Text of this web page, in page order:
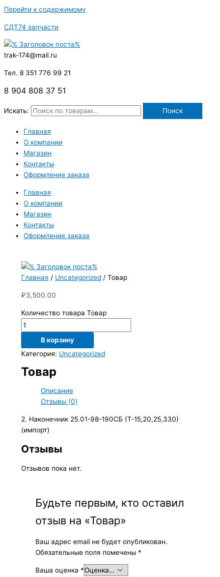
Перейти к содержимому
СДТ74 запчасти
trak-174@mail.ru
Тел. 8 351 776 99 21
8 904 808 37 51
Искать: Поиск
Главная
О компании
Магазин
Контакты
Оформление заказа
Главная
О компании
Магазин
Контакты
Оформление заказа
Главная / Uncategorized/ Товар
₽3,500.00
Количество товара Товар
В корзину
Категория: Uncategorized
Товар
Описание
Отзывы (0)
2. Наконечник 25.01-98-190СБ (Т-15,20,25,330)
(импорт)
Отзывы
Отзывов пока нет.
Будьте первым, кто оставил
отзыв на «Товар»
Ваш адрес email не будет опубликован.
Обязательные поля помечены *
Ваша оценка *